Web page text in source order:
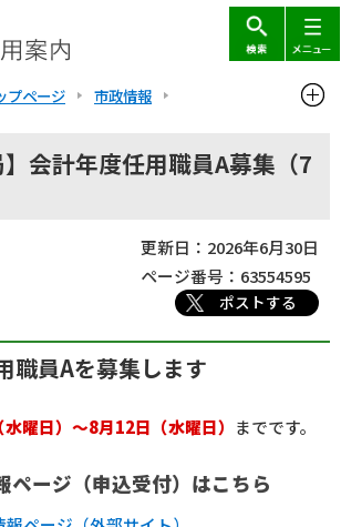
プページ
市政情報
旧嘱託職員）の採用
】会計年度任用職員A募集（7
更新日：2026年6月30日
ページ番号：63554595
ポストする
職員Aを募集します
曜日）～8月12日（水曜日） までです。
ページ（申込受付）はこちら